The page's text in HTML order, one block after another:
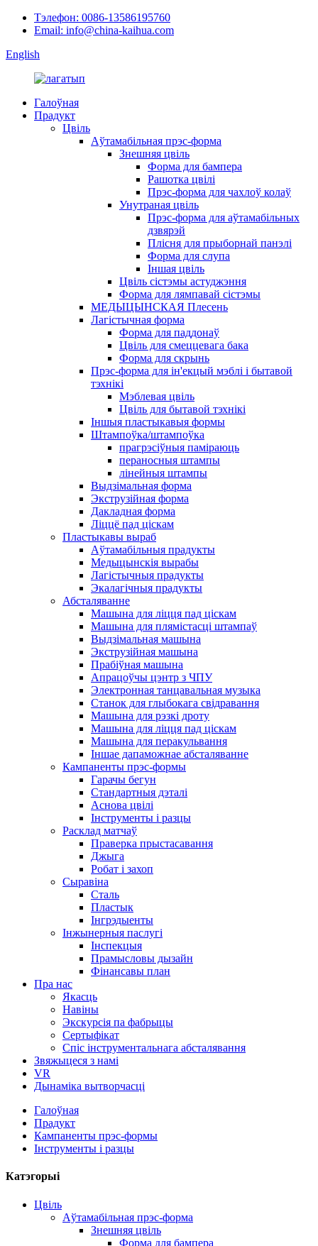
Тэлефон: 0086-13586195760
Email: info@china-kaihua.com
English
Галоўная
Прадукт
Цвіль
Аўтамабільная прэс-форма
Знешняя цвіль
Форма для бампера
Рашотка цвілі
Прэс-форма для чахлоў колаў
Унутраная цвіль
Прэс-форма для аўтамабільных
дзвярэй
Плісня для прыборнай панэлі
Форма для слупа
Іншая цвіль
Цвіль сістэмы астуджэння
Форма для лямпавай сістэмы
МЕДЫЦЫНСКАЯ Плесень
Лагістычная форма
Форма для паддонаў
Цвіль для смеццевага бака
Форма для скрынь
Прэс-форма для ін'екцый мэблі і бытавой
тэхнікі
Мэблевая цвіль
Цвіль для бытавой тэхнікі
Іншыя пластыкавыя формы
Штампоўка/штампоўка
прагрэсіўныя паміраюць
пераносныя штампы
лінейныя штампы
Выдзімальная форма
Экструзійная форма
Дакладная форма
Ліццё пад ціскам
Пластыкавы выраб
Аўтамабільныя прадукты
Медыцынскія вырабы
Лагістычныя прадукты
Экалагічныя прадукты
Абсталяванне
Машына для ліцця пад ціскам
Машына для плямістасці штампаў
Выдзімальная машына
Экструзійная машына
Прабіўная машына
Апрацоўчы цэнтр з ЧПУ
Электронная танцавальная музыка
Станок для глыбокага свідравання
Машына для рэзкі дроту
Машына для ліцця пад ціскам
Машына для перакульвання
Іншае дапаможнае абсталяванне
Кампаненты прэс-формы
Гарачы бегун
Стандартныя дэталі
Аснова цвілі
Інструменты і разцы
Расклад матчаў
Праверка прыстасавання
Джыга
Робат і захоп
Сыравіна
Сталь
Пластык
Інгрэдыенты
Інжынерныя паслугі
Інспекцыя
Прамысловы дызайн
Фінансавы план
Пра нас
Якасць
Навіны
Экскурсія па фабрыцы
Сертыфікат
Спіс інструментальнага абсталявання
Звяжыцеся з намі
VR
Дынаміка вытворчасці
Галоўная
Прадукт
Кампаненты прэс-формы
Інструменты і разцы
Катэгорыі
Цвіль
Аўтамабільная прэс-форма
Знешняя цвіль
Форма для бампера